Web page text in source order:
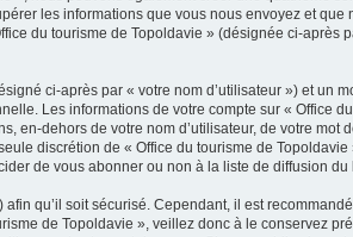
les informations que vous nous envoyez et
du tourisme de Topoldavie » (désignée ci-
ci-après par « votre nom d’utilisateur ») et un
Les informations de votre compte sur « Office
en-dehors de votre nom d’utilisateur, de votre
discrétion de « Office du tourisme de
de vous abonner ou non à la liste de diffusion
qu’il soit sécurisé. Cependant, il est
de Topoldavie », veillez donc à le conservez